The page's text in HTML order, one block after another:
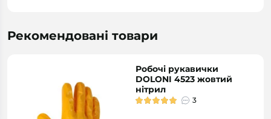
Рекомендовані товари
Робочі рукавички
DOLONI 4523 жовтий
нітрил
3